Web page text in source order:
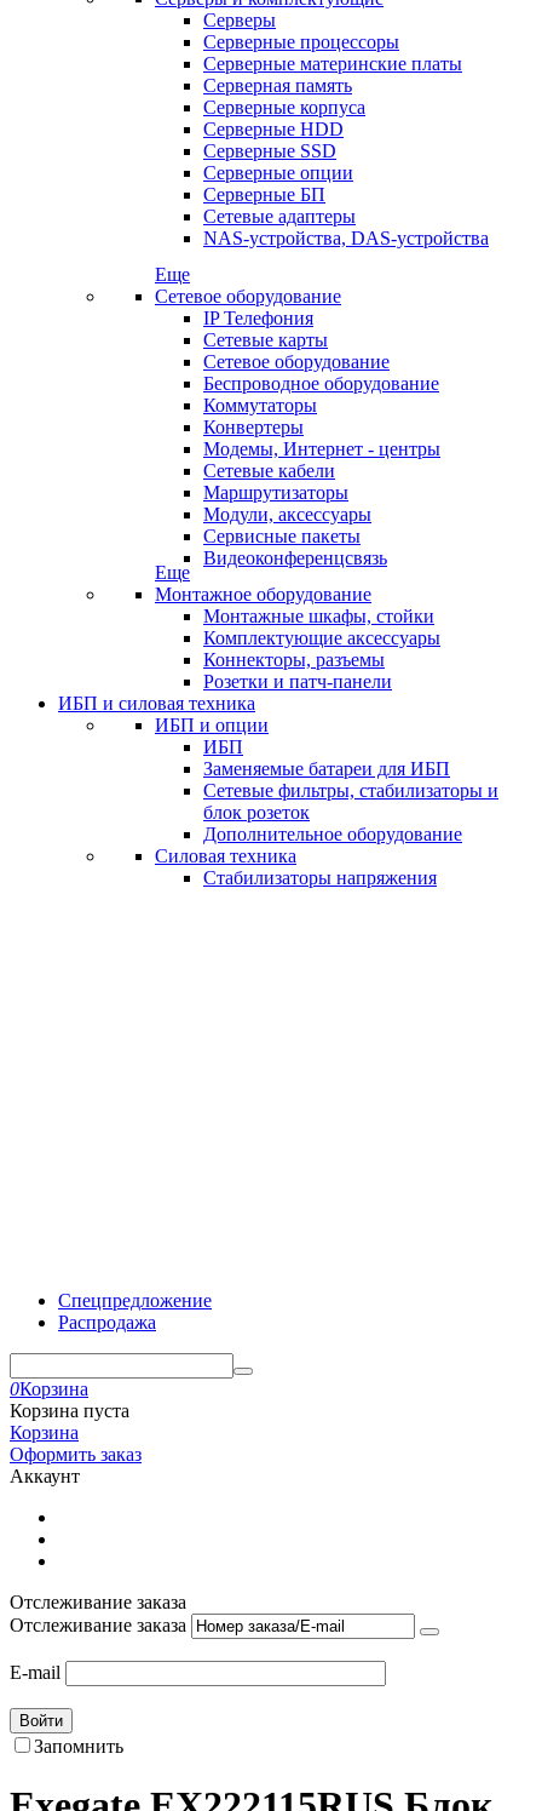
Серверы
Серверные процессоры
Серверные материнские платы
Серверная память
Серверные корпуса
Серверные HDD
Серверные SSD
Серверные опции
Серверные БП
Сетевые адаптеры
NAS-устройства, DAS-устройства
Еще
Сетевое оборудование
IP Телефония
Сетевые карты
Сетевое оборудование
Беспроводное оборудование
Коммутаторы
Конвертеры
Модемы, Интернет - центры
Сетевые кабели
Маршрутизаторы
Модули, аксессуары
Сервисные пакеты
Видеоконференцсвязь
Еще
Монтажное оборудование
Монтажные шкафы, стойки
Комплектующие аксессуары
Коннекторы, разъемы
Розетки и патч-панели
ИБП и силовая техника
ИБП и опции
ИБП
Заменяемые батареи для ИБП
Сетевые фильтры, стабилизаторы и
блок розеток
Дополнительное оборудование
Силовая техника
Стабилизаторы напряжения
Спецпредложение
Распродажа
0Корзина
Корзина пуста
Корзина
Оформить заказ
Аккаунт
Отслеживание заказа
Отслеживание заказа
E-mail
Войти
Запомнить